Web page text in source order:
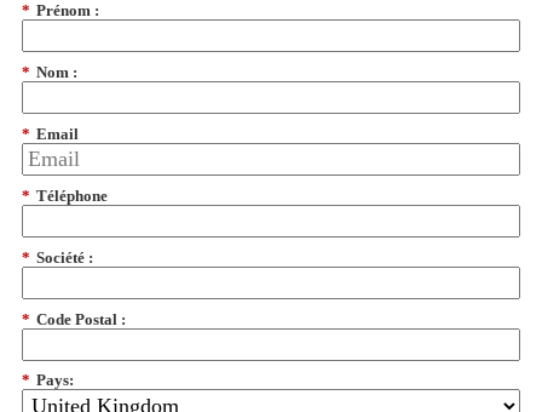
* Prénom :
* Nom :
* Email
* Téléphone
* Société :
* Code Postal :
* Pays: